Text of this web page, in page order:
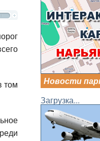
том
Новости
Загрузка...